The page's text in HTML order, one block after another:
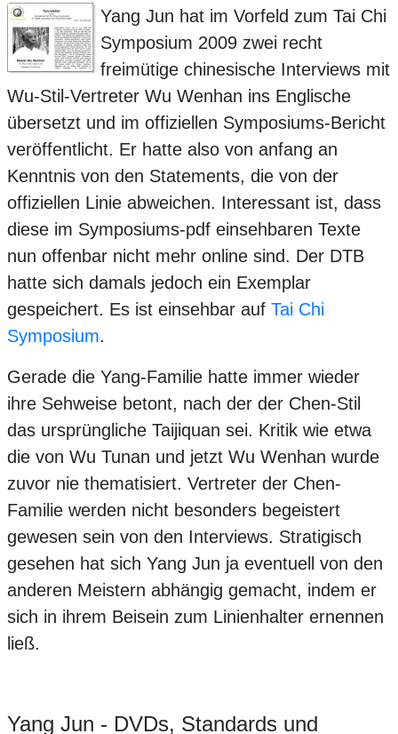
Yang Jun hat im Vorfeld zum Tai Chi
Symposium 2009 zwei recht
freimütige chinesische Interviews mit
Wu-Stil-Vertreter Wu Wenhan ins Englische
übersetzt und im offiziellen Symposiums-Bericht
veröffentlicht. Er hatte also von anfang an
Kenntnis von den Statements, die von der
offiziellen Linie abweichen. Interessant ist, dass
diese im Symposiums-pdf einsehbaren Texte
nun offenbar nicht mehr online sind. Der DTB
hatte sich damals jedoch ein Exemplar
gespeichert. Es ist einsehbar auf Tai Chi
Symposium.
Gerade die Yang-Familie hatte immer wieder
ihre Sehweise betont, nach der der Chen-Stil
das ursprüngliche Taijiquan sei. Kritik wie etwa
die von Wu Tunan und jetzt Wu Wenhan wurde
zuvor nie thematisiert. Vertreter der Chen-
Familie werden nicht besonders begeistert
gewesen sein von den Interviews. Stratigisch
gesehen hat sich Yang Jun ja eventuell von den
anderen Meistern abhängig gemacht, indem er
sich in ihrem Beisein zum Linienhalter ernennen
ließ.
Yang Jun - DVDs, Standards und